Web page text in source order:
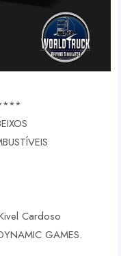
Cardoso
GAMES.